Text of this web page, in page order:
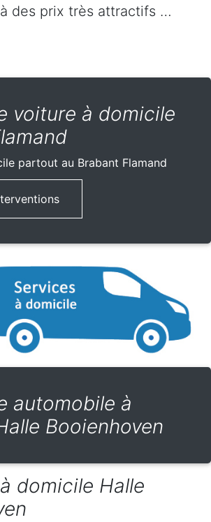
des prix très attractifs …
voiture à domicile
partout au Brabant Flamand
automobile à
Booienhoven
domicile Halle